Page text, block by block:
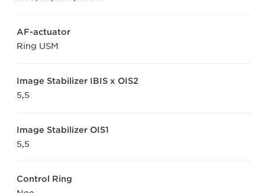
AF-actuator
Ring USM
Image Stabilizer IBIS x OIS2
5,5
Image Stabilizer OIS1
5,5
Control Ring